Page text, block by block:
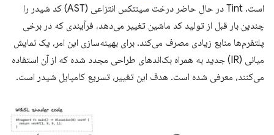
است. Tint در حال حاضر درخت سینتکس انتزاعی (AST) کد شیدر را
چندین بار قبل از تولید کد ماشین تغییر می‌دهد، فرآیندی که در برخی
پلتفرم‌ها منابع زیادی مصرف می‌کند. برای بهینه‌سازی این امر، یک نمایش
میانی (IR) جدید به همراه بک‌اندهای طراحی مجدد شده که از آن استفاده
می‌کنند، معرفی شده است. هدف این تغییر، تسریع کامپایل شیدر است.